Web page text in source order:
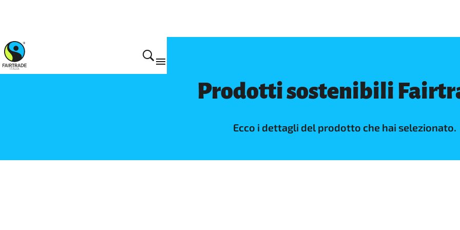
Prodotti
Prodotti sostenibili
Ecco i dettagli del prodotto che hai selezionato.